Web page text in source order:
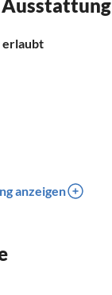
erlaubt
anzeigen